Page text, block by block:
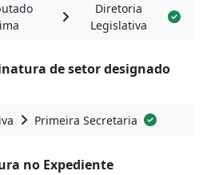
Diretoria
Legislativa
de setor designado
Primeira Secretaria
no Expediente